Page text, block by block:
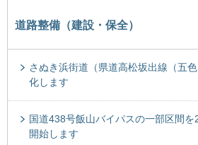
道路整備（建設・保全）
さぬき浜街道（県道高松坂出線（五
化します
国道438号飯山バイパスの一部区間
開始します